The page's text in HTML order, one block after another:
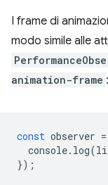
I frame di
modo simile alle
animation-frame :
const observer =
console. log(
});